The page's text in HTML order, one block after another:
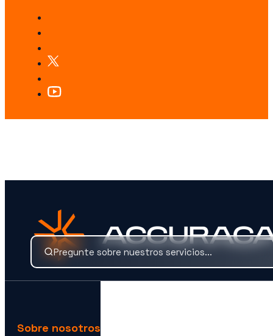
¿BUSCAS ALGO ESPECÍFICO?
Busca nuestros servicios y conocimientos al instante.
Sobre nosotros